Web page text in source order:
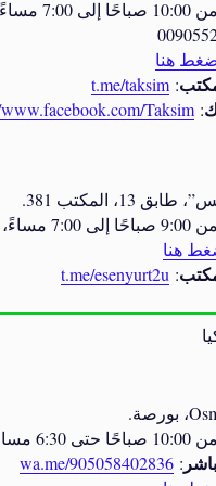
إلى 7:00 مساءً.
هنا
:
t.me/taksim
:
www.facebook.com/Taksim/
13، المكتب 381.
مساءً، عطلة يوم الأحد.
هنا
:
t.me/esenyurt2u
مساءً، عطلة يوم الجمعة.
:
wa.me/905058402836